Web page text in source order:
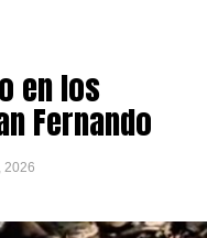
en los
Fernando
2026